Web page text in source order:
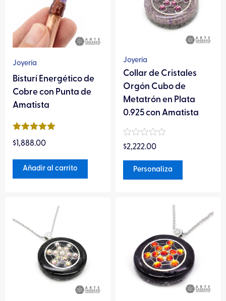
Joyería
Bisturí Energético de
Cobre con Punta de
Amatista
$1,888.00
Añadir al carrito
Valorado en
5de 5
Joyería
Collar de Cristales
Orgón Cubo de
Metatrón en Plata
0.925 con Amatista
$2,222.00
Personaliza
variantes.
Las
se
elegir
en
la
página
Valorado
en
0
múltiples
variantes.
Las
opciones
se
producto
tiene
múltiples
variantes.
Las
opciones
se